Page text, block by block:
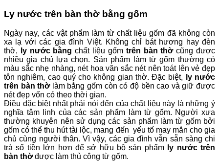
Ly nước trên bàn thờ bằng gốm
Ngày nay, các vật phẩm làm từ chất liệu gốm đã không còn
xa lạ với các gia đình Việt. Không chỉ bát hương hay đèn
thờ,
ly nước bằngchất liệu gốmtrên bàn thờcũng được
nhiều gia chủ lựa chọn. Sản phẩm làm từ gốm thường có
màu sắc nhẹ nhàng, nét hoa văn sắc nét nên toát lên vẻ đẹp
tôn nghiêm, cao quý cho không gian thờ. Đặc biệt,
ly nước
trên bàn thờlàm bằng gốm còn có độ bền cao và giữ được
nét đẹp vốn có theo thời gian.
Điều đặc biệt nhất phải nói đến của chất liệu này là những ý
nghĩa tâm linh của các sản phẩm làm từ gốm. Người xưa
thường khuyên nên sử dụng các sản phẩm làm từ gốm bởi
gốm có thể thu hút tài lộc, mang đến yếu tố may mắn cho gia
chủ cùng người thân. Vì vậy, các gia đình vẫn sẵn sàng chi
trả số tiền lớn hơn để sở hữu bộ sản phẩm ly nước trên
bàn thờđược làm thủ công từ gốm.